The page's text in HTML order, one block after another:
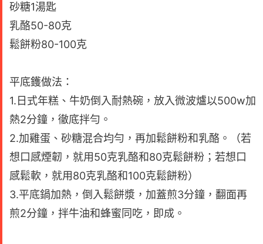
砂糖1湯匙
乳酪50-80克
鬆餅粉80-100克
平底鑊做法：
1.日式年糕、牛奶倒入耐熱碗，放入微波爐以500w加
熱2分鐘，徹底拌勻。
2.加雞蛋、砂糖混合均勻，再加鬆餅粉和乳酪。（若
想口感煙韌，就用50克乳酪和80克鬆餅粉；若想口
感鬆軟，就用80克乳酪和100克鬆餅粉）
3.平底鍋加熱，倒入鬆餅漿，加蓋煎3分鐘，翻面再
煎2分鐘，拌牛油和蜂蜜同吃，即成。